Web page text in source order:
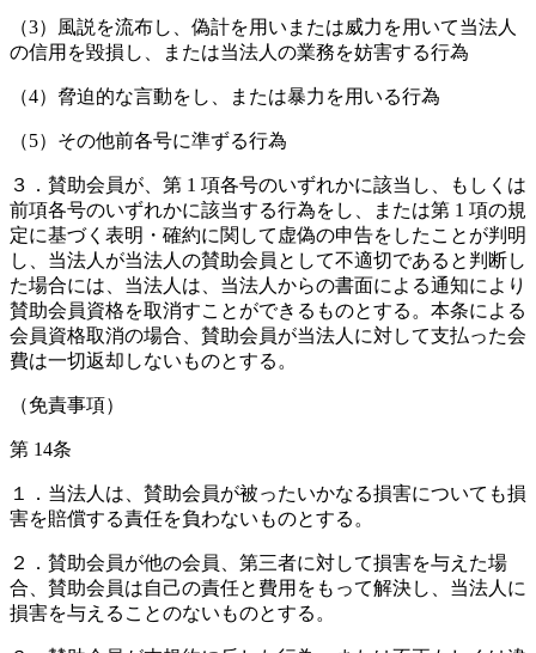
（3）風説を流布し、偽計を用いまたは威力を用いて当法人
の信用を毀損し、または当法人の業務を妨害する行為
（4）脅迫的な言動をし、または暴力を用いる行為
（5）その他前各号に準ずる行為
３．賛助会員が、第 1 項各号のいずれかに該当し、もしくは
前項各号のいずれかに該当する行為をし、または第 1 項の規
定に基づく表明・確約に関して虚偽の申告をしたことが判明
し、当法人が当法人の賛助会員として不適切であると判断し
た場合には、当法人は、当法人からの書面による通知により
賛助会員資格を取消すことができるものとする。本条による
会員資格取消の場合、賛助会員が当法人に対して支払った会
費は一切返却しないものとする。
（免責事項）
第 14条
１．当法人は、賛助会員が被ったいかなる損害についても損
害を賠償する責任を負わないものとする。
２．賛助会員が他の会員、第三者に対して損害を与えた場
合、賛助会員は自己の責任と費用をもって解決し、当法人に
損害を与えることのないものとする。